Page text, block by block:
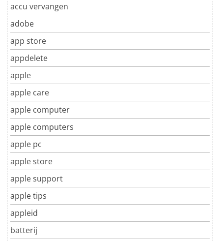
accu vervangen
adobe
app store
appdelete
apple
apple care
apple computer
apple computers
apple pc
apple store
apple support
apple tips
appleid
batterij